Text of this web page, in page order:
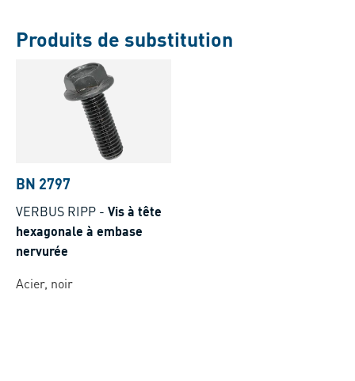
Produits de substitution
BN 2797
VERBUS RIPP - Vis à tête
hexagonale à embase
nervurée
Acier, noir